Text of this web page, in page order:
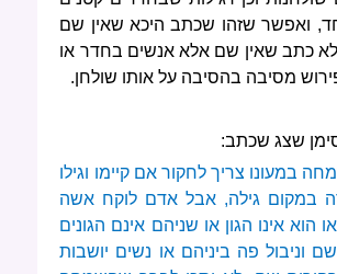
ואפשר שזהו שכתב היכא שאין שם
כתב שאין שם אלא אנשים בחדר או
מסיבה בהסיבה על אותו שולחן.
שצג שכתב:
במעונו צריך לחקור אם קיימו וגילו
במקום גילה, אבל אדם לוקח אשה
הוא אינו הגון או שניהם אינם הגונים
וניבול פה ביניהם או נשים יושבות